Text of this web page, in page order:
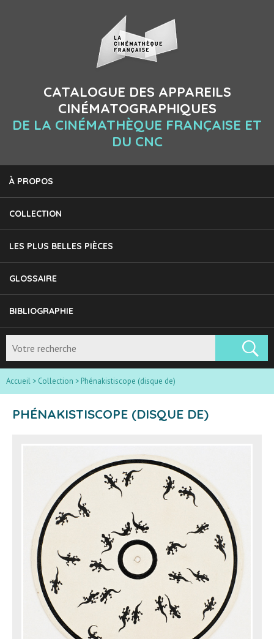
CATALOGUE DES APPAREILS
CINÉMATOGRAPHIQUES
DE LA CINÉMATHÈQUE FRANÇAISE ET
DU CNC
À PROPOS
COLLECTION
LES PLUS BELLES PIÈCES
GLOSSAIRE
BIBLIOGRAPHIE
Accueil > Collection > Phénakistiscope (disque de)
PHÉNAKISTISCOPE (DISQUE DE)